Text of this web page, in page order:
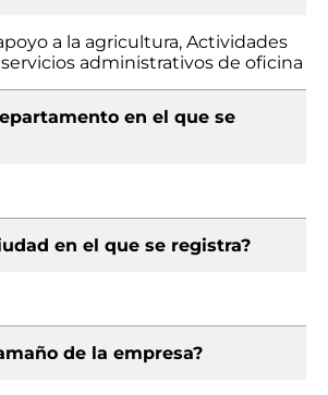
a la agricultura, Actividades
administrativos de oficina
en el que se
en el que se registra?
de la empresa?